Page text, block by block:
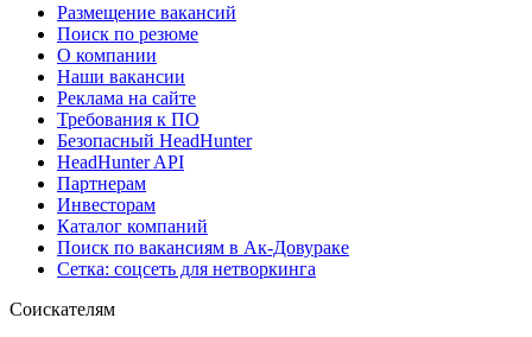
Размещение вакансий
Поиск по резюме
О компании
Наши вакансии
Реклама на сайте
Требования к ПО
Безопасный HeadHunter
HeadHunter API
Партнерам
Инвесторам
Каталог компаний
Поиск по вакансиям в Ак-Довураке
Сетка: соцсеть для нетворкинга
Соискателям